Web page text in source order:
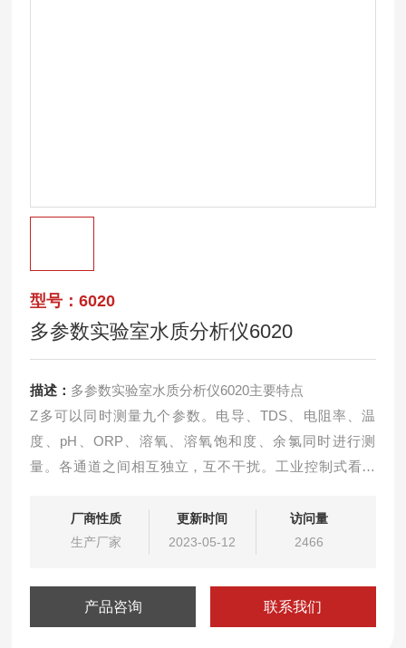
型号：6020
多参数实验室水质分析仪6020
描述： 多参数实验室水质分析仪6020主要特点
Z多可以同时测量九个参数。电导、TDS、电阻率、温
度、pH、ORP、溶氧、溶氧饱和度、余氯同时进行测
量。各通道之间相互独立，互不干扰。工业控制式看门
厂商性质
生产厂家
更新时间
2023-05-12
访问量
2466
产品咨询 联系我们